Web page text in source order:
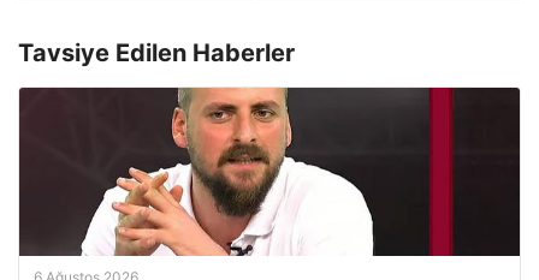
Tavsiye Edilen Haberler